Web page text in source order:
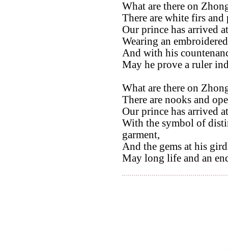
What are there on
There are white firs and
Our prince has arrived
Wearing an
And with his
May he prove a ruler
What are there on
There are nooks and
Our prince has arrived
With the symbol of
garment,
And the gems at his
May long life and an